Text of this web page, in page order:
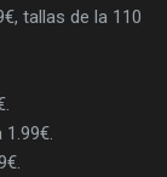
tallas de la 110